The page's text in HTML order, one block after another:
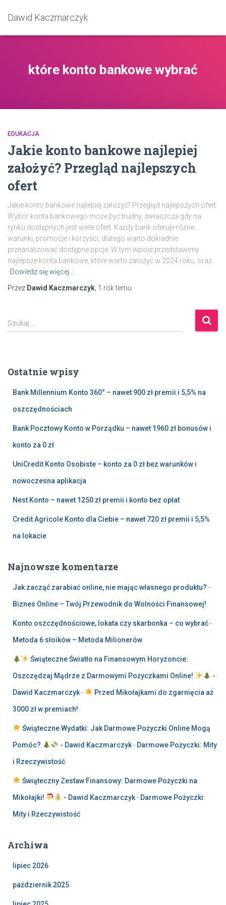
Dawid Kaczmarczyk
które konto bankowe wybrać
EDUKACJA
Jakie konto bankowe najlepiej
założyć? Przegląd najlepszych
ofert
Jakie konto bankowe najlepiej założyć? Przegląd najlepszych ofert
Wybór konta bankowego może być trudny, zwłaszcza gdy na
rynku dostępnych jest wiele ofert. Każdy bank oferuje różne
warunki, promocje i korzyści, dlatego warto dokładnie
przeanalizować dostępne opcje. W tym wpisie przedstawimy
najlepsze konta bankowe, które warto założyć w 2024 roku, oraz
Dowiedz się więcej…
Przez Dawid Kaczmarczyk 1 roktemu
S
z
j
Szukaj …
Ostatnie wpisy
Bank Millennium Konto 360° – nawet 900 zł premii i 5,5% na
oszczędnościach
Bank Pocztowy Konto w Porządku – nawet 1960 zł bonusów i
konto za 0 zł
UniCredit Konto Osobiste – konto za 0 zł bez warunków i
nowoczesna aplikacja
Nest Konto – nawet 1250 zł premii i konto bez opłat
Credit Agricole Konto dla Ciebie – nawet 720 zł premii i 5,5%
na lokacie
Najnowsze komentarze
Jak zacząć zarabiać online, nie mając własnego produktu? -
Biznes Online – Twój Przewodnik do Wolności Finansowej!
Konto oszczędnościowe, lokata czy skarbonka – co wybrać-
Metoda 6 słoików – Metoda Milionerów
Świąteczne Światło na Finansowym Horyzoncie:
Oszczędzaj Mądrze z Darmowymi Pożyczkami Online! -
Dawid Kaczmarczyk- Przed Mikołajkami do zgarnięcia aż
3000 zł w premiach!
Świąteczne Wydatki: Jak Darmowe Pożyczki Online Mogą
Pomóc? - Dawid Kaczmarczyk- Darmowe Pożyczki: Mity
i Rzeczywistość
Świąteczny Zestaw Finansowy: Darmowe Pożyczki na
Mikołajki! - Dawid Kaczmarczyk- Darmowe Pożyczki:
Mity i Rzeczywistość
Archiwa
lipiec 2026
październik 2025